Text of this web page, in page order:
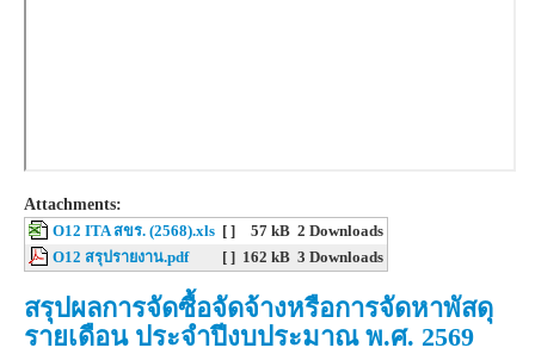
Attachments:
O12 ITA สขร. (2568).xls [ ] 57 kB 2 Downloads
O12 สรุปรายงาน.pdf
[ ] 162 kB 3 Downloads
สรุปผลการจัดซื้อจัดจ้างหรือการจัดหาพัสดุ
รายเดือน ประจำปีงบประมาณ พ.ศ. 2569